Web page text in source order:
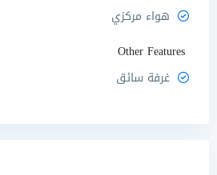
هواء مركزي
Other Features
غرفة سائق